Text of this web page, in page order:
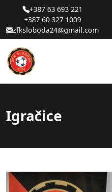
+387 63 693 221
+387 60 327 1009
zfksloboda24@gmail.com
Igračice